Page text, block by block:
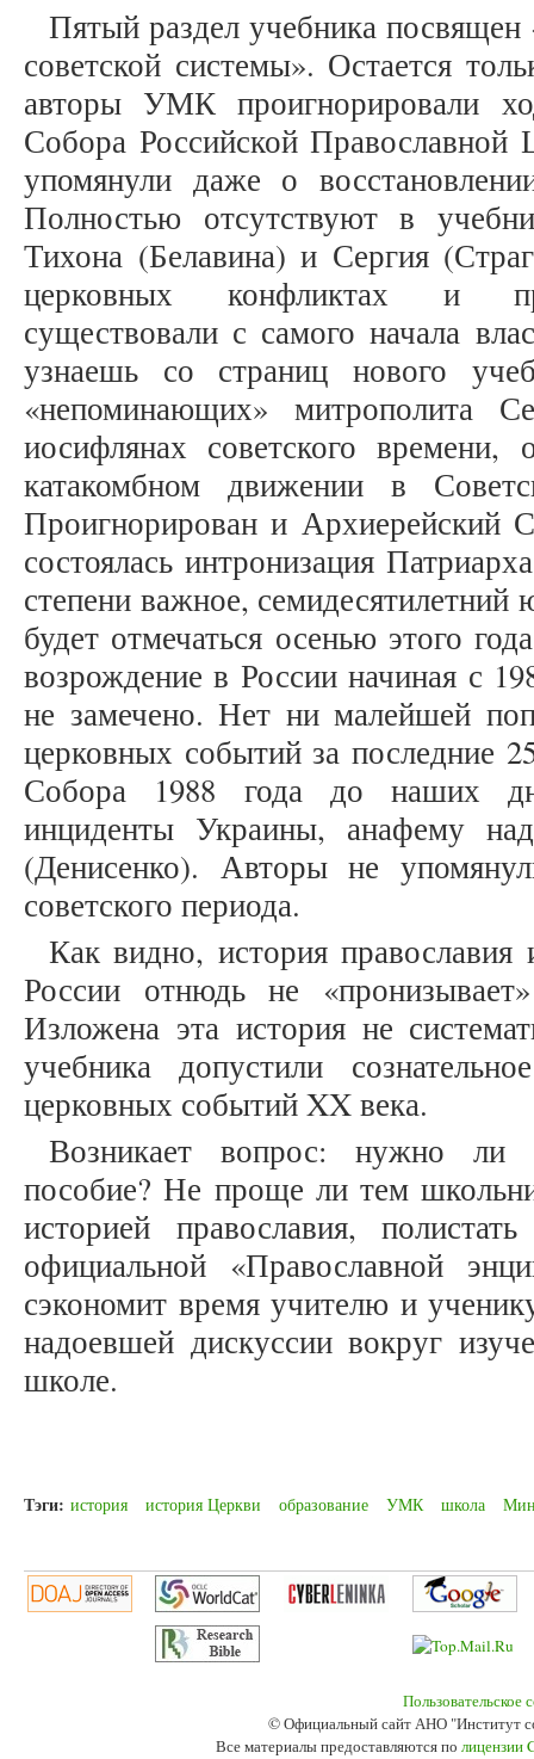
Пятый раздел учебника
советской системы». Остается
авторы УМК проигнорировали
Собора Российской Православной
упомянули даже о
Полностью отсутствуют в
Тихона (Белавина) и Сергия
церковных конфликтах и
существовали с самого начала
узнаешь со страниц нового
«непоминающих» митрополита
иосифлянах советского времени,
катакомбном движении в
Проигнорирован и Архиерейский
состоялась интронизация
степени важное,
будет отмечаться осенью этого
возрождение в России начиная с
не замечено. Нет ни малейшей
церковных событий за последние
Собора 1988 года до наших
инциденты Украины, анафему
(Денисенко). Авторы не
советского периода.
Как видно, история
России отнюдь не
Изложена эта история не
учебника допустили
церковных событий XX века.
Возникает вопрос: нужно ли
пособие? Не проще ли тем
историей православия,
официальной «Православной
сэкономит время учителю и
надоевшей дискуссии вокруг
школе.
Тэги: история история Церкви образование УМК школа
Пользовательское
© Официальный сайт АНО "Институт
Все материалы предоставляются по лицензии